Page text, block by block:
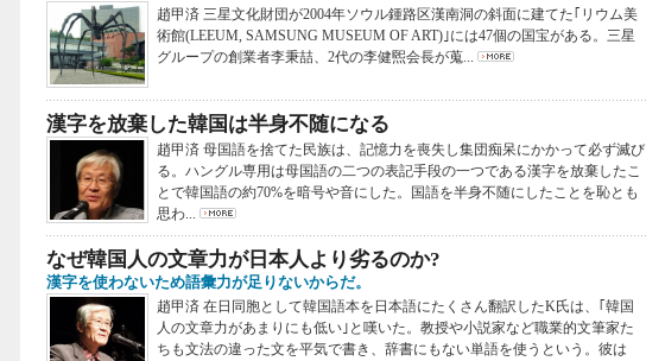
趙甲済 三星文化財団が2004年ソウル鍾路区漢南洞の斜面に建てた｢リウム美
術館(LEEUM, SAMSUNG MUSEUM OF ART)｣には47個の国宝がある。三星
グループの創業者李秉喆、2代の李健煕会長が蒐...
漢字を放棄した韓国は半身不随になる
趙甲済 母国語を捨てた民族は、記憶力を喪失し集団痴呆にかかって必ず滅び
る。ハングル専用は母国語の二つの表記手段の一つである漢字を放棄したこ
とで韓国語の約70%を暗号や音にした。国語を半身不随にしたことを恥とも
思わ...
なぜ韓国人の文章力が日本人より劣るのか?
漢字を使わないため語彙力が足りないからだ。
趙甲済 在日同胞として韓国語本を日本語にたくさん翻訳したK氏は、｢韓国
人の文章力があまりにも低い｣と嘆いた。教授や小説家など職業的文筆家た
ちも文法の違った文を平気で書き、辞書にもない単語を使うという。彼は